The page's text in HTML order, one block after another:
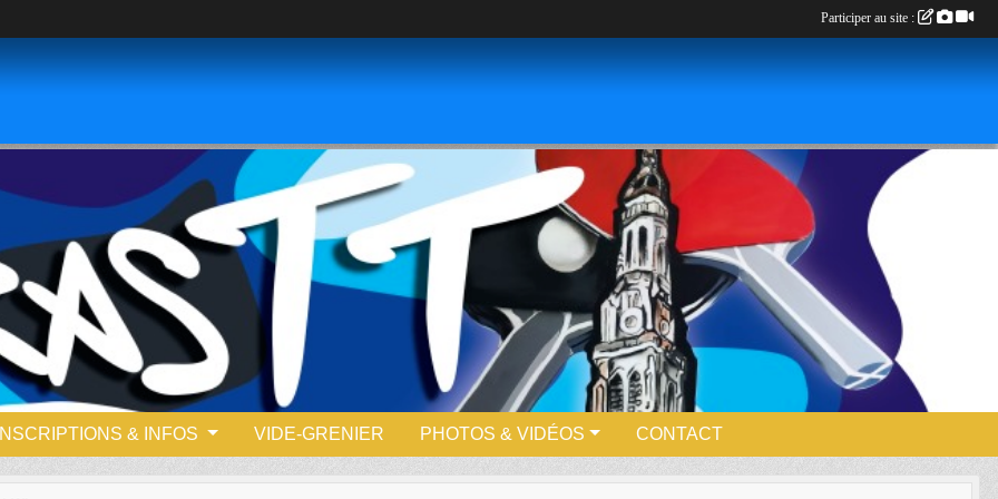
INSCRIPTIONS & INFOS VIDE-GRENIER PHOTOS & VIDÉOS CONTACT
Participer au site :